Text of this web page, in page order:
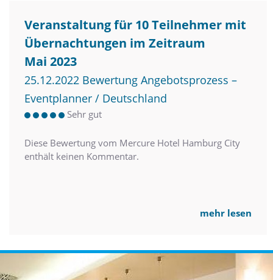
Veranstaltung für 10 Teilnehmer mit
Übernachtungen im Zeitraum
Mai 2023
25.12.2022 Bewertung Angebotsprozess –
Eventplanner / Deutschland
Sehr gut
Diese Bewertung vom Mercure Hotel Hamburg City
enthält keinen Kommentar.
mehr lesen